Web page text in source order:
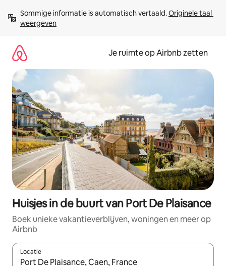
direct
naar
Sommige informatie is automatisch vertaald. Originele taal
weergeven
Je ruimte op Airbnb zetten
Huisjes in de buurt van Port De Plaisance
Boek unieke vakantieverblijven, woningen en meer op
Airbnb
Locatie
Wanneer er suggesties beschikbaar zijn, maak je een keuze